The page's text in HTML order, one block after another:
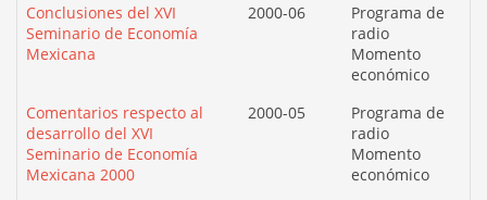
Conclusiones del XVI
Seminario de Economía
Mexicana
2000-06
Programa de
radio
Momento
económico
Comentarios respecto al
desarrollo del XVI
Seminario de Economía
Mexicana 2000
2000-05
Programa de
radio
Momento
económico